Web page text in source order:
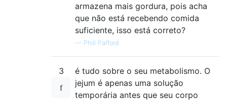
armazena mais gordura, pois acha
que não está recebendo comida
suficiente, isso está correto?
— Phill Pafford
3
é tudo sobre o seu metabolismo. O
jejum é apenas uma solução
temporária antes que seu corpo